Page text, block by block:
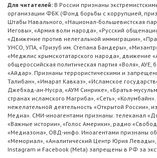
Для читателей: В России признаны
организации ФБК (Фонд борьбы с коррупцией,
Штабы Навального, «Национал-большевистская
Иеговы», «Армия воли народа», «Русский
«Движение против нелегальной иммиграции»,
УНСО, УПА, «Тризуб им. Степана Бандеры»,
«Меджлис крымскотатарского народа», движение
общероссийская политическая партия «Воля», АУЕ,
«Айдар». Признаны террористическими и
Талибан», «Имарат Кавказ», «Исламское
Джебхад-ан-Нусра, «АУМ Синрике», «Братья-
странах исламского Магриба», «Сеть»,
нежелательной деятельность «Открытой России»,
Медиа». СМИ-иноагентами признаны: телеканал
«Важные истории», «Голос Америки», радио
«Медиазона», ОВД-инфо. Иноагентами признаны
«Мемориал», «Аналитический Центр Юрия Левады»,
Instagram и Facebook (Metа) запрещены в РФ за